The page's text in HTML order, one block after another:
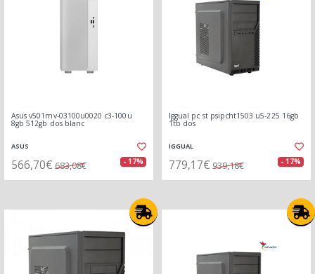
Asus v501mv-03100u0020 c3-100u
8gb 512gb dos blanc
ASUS
566,70€ 683,08€ - 17%
Iggual pc st psipcht1503 u5-225 16gb
1tb dos
IGGUAL
779,17€ 939,18€ - 17%